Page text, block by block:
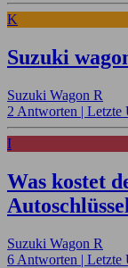
K
Suzuki
Suzuki Wagon R
2 Antworten | Letzte
I
Was kostet
Autoschlüssel
Suzuki Wagon R
6 Antworten | Letzte